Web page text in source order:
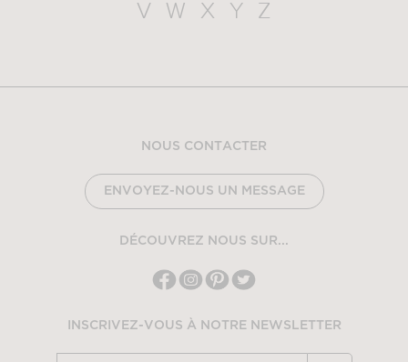
V
W X Y Z
NOUS CONTACTER
ENVOYEZ-NOUS UN MESSAGE
DÉCOUVREZ NOUS SUR...
INSCRIVEZ-VOUS À NOTRE NEWSLETTER